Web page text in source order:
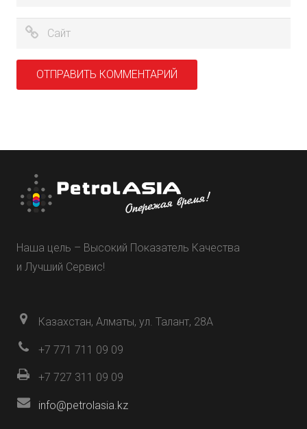
Наша цель – Высокий Показатель Качества
и Лучший Сервис!
Казахстан, Алматы, ул. Талант, 28А
+7 771 711 09 09
+7 727 311 09 09
info@petrolasia.kz